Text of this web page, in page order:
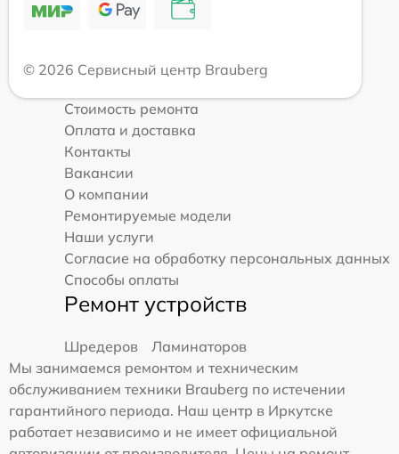
© 2026 Сервисный центр Brauberg
Стоимость ремонта
Оплата и доставка
Контакты
Вакансии
О компании
Ремонтируемые модели
Наши услуги
Согласие на обработку персональных данных
Способы оплаты
Ремонт устройств
Шредеров
Ламинаторов
Мы занимаемся ремонтом и техническим
обслуживанием техники Brauberg по истечении
гарантийного периода. Наш центр в Иркутске
работает независимо и не имеет официальной